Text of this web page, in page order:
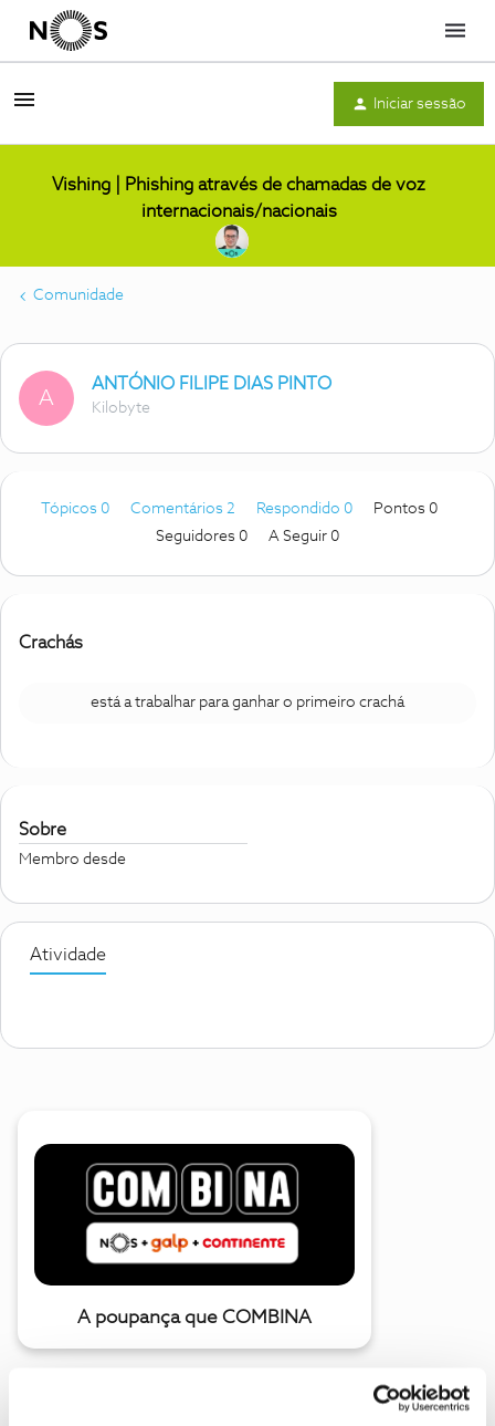
Menu
Iniciar sessão
Vishing | Phishing através de chamadas de voz
internacionais/nacionais
Comunidade
A
ANTÓNIO FILIPE DIAS PINTO
Kilobyte
Tópicos 0 Comentários 2 Respondido 0
Pontos 0
Seguidores 0 A Seguir 0
Crachás
está a trabalhar para ganhar o primeiro crachá
Sobre
Membro desde
Atividade
A poupança que COMBINA